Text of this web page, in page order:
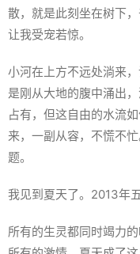
散，就是此刻坐在树下
让我受宠若惊。
小河在上方不远处淌来
是刚从大地的腹中涌出
占有，但这自由的水流
来，一副从容，不慌不
题。
我见到夏天了。2013年五
所有的生灵都同时竭力